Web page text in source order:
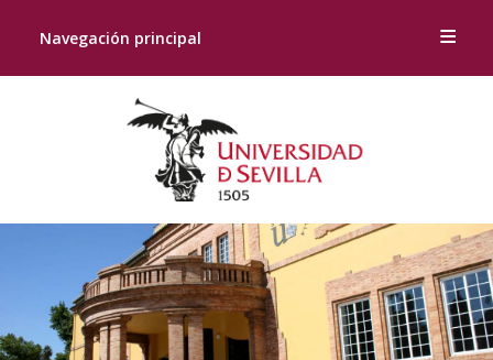
Navegación principal